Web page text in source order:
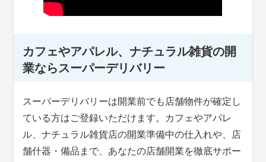
カフェやアパレル、ナチュラル雑貨の開
業ならスーパーデリバリー
スーパーデリバリーは開業前でも店舗物件が確定し
ている方はご登録いただけます。カフェやアパレ
ル、ナチュラル雑貨店の開業準備中の仕入れや、店
舗什器・備品まで、あなたの店舗開業を徹底サポー